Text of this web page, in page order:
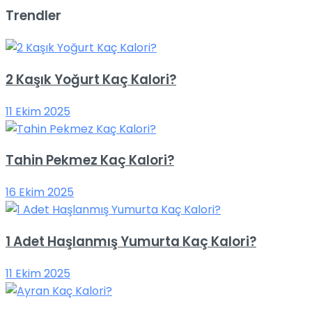
Trendler
2 Kaşık Yoğurt Kaç Kalori?
11 Ekim 2025
Tahin Pekmez Kaç Kalori?
16 Ekim 2025
1 Adet Haşlanmış Yumurta Kaç Kalori?
11 Ekim 2025